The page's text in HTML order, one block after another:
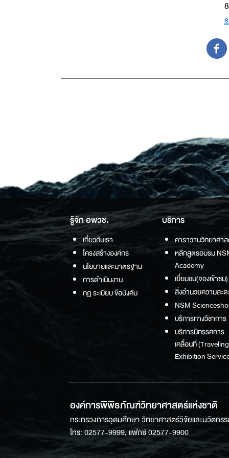
รู้จัก อพวช.
เกี่ยวกับเรา
โครงสร้างองค์กร
นโยบายและมาตรฐาน
การดำเนินงาน
กฏ ระเบียบ ข้อบังคับ
บริการ
คาราวานวิทยาศา
หลักสูตรอบรม
Academy
เยี่ยมชม(จองเข้าชม)
สิ่งอำนวยความสะ
NSM
บริการทางวิชาการ
บริการนิทรรศการ
เคลื่อนที่ (Traveling
Exhibition
องค์การพิพิธภัณฑ์วิทยาศาสตร์แห่งชาติ
กระทรวงการอุดมศึกษา วิทยาศาสตร์วิจัยและนวัตก
โทร: 02577-9999, แฟกซ์ 02577-9900